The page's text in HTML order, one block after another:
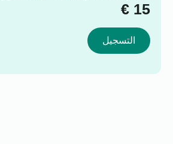
€ 15
التسجيل